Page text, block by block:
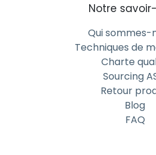
Notre
Qui sommes-
Techniques de
Charte
Sourcing
Retour
Blog
FAQ